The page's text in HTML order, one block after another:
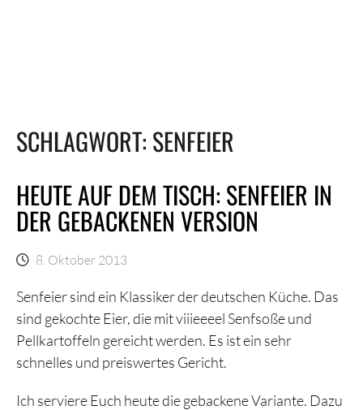
SCHLAGWORT: SENFEIER
HEUTE AUF DEM TISCH: SENFEIER IN
DER GEBACKENEN VERSION
8. Oktober 2013
Senfeier sind ein Klassiker der deutschen Küche. Das
sind gekochte Eier, die mit viiieeeel Senfsoße und
Pellkartoffeln gereicht werden. Es ist ein sehr
schnelles und preiswertes Gericht.
Ich serviere Euch heute die gebackene Variante. Dazu